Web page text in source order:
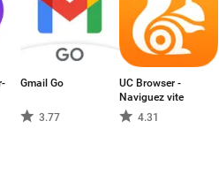
Gmail Go
3.77
UC Browser -
Naviguez vite
4.31